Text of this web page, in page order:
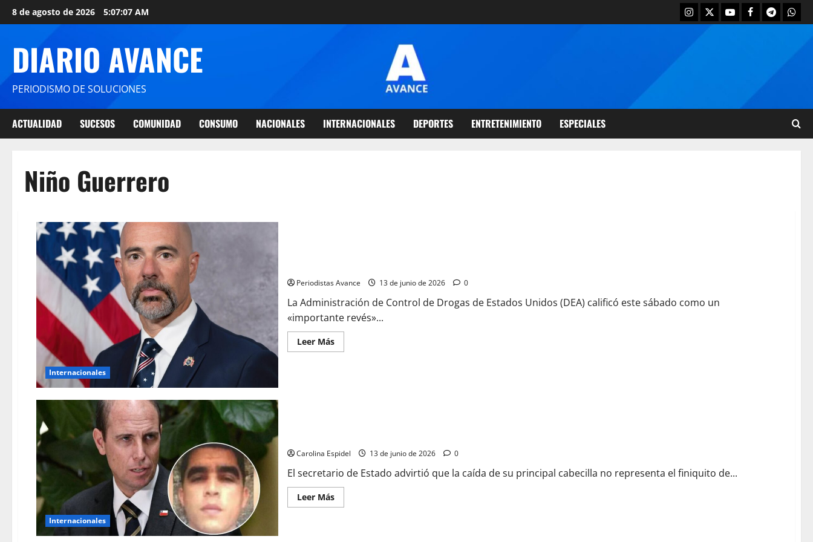
8 de agosto de 2026 5:07:07 AM
DIARIO AVANCE
PERIODISMO DE SOLUCIONES
ACTUALIDAD SUCESOS COMUNIDAD CONSUMO NACIONALES INTERNACIONALES DEPORTES ENTRETENIMIENTO ESPECIALES
Niño Guerrero
Internacionales
Periodistas Avance 13 de junio de 2026 0
La Administración de Control de Drogas de Estados Unidos (DEA) calificó este sábado como un
«importante revés»...
Leer Más
Internacionales
Carolina Espidel 13 de junio de 2026 0
El secretario de Estado advirtió que la caída de su principal cabecilla no representa el finiquito de...
Leer Más